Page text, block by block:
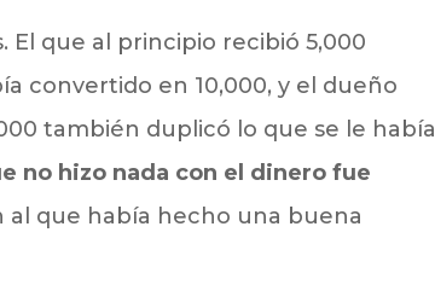
El que al principio recibió 5,000
convertido en 10,000, y el dueño
también duplicó lo que se le había
no hizo nada con el dinero fue
al que había hecho una buena